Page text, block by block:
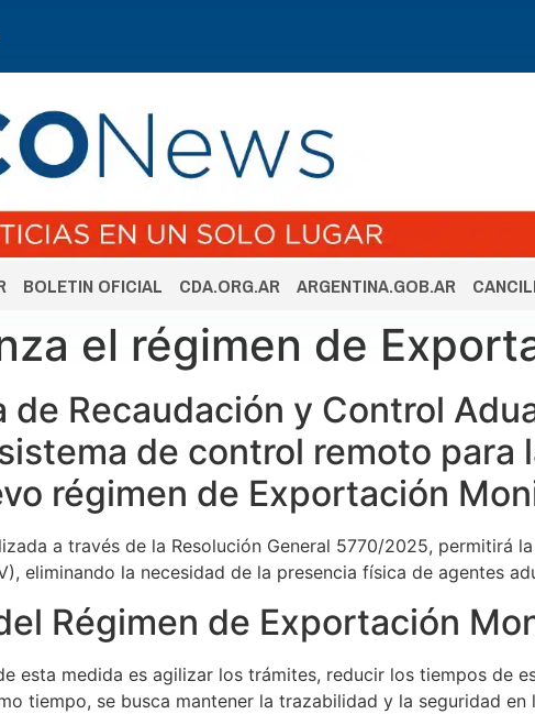
BOLETIN OFICIAL CDA.ORG.AR ARGENTINA.GOB.AR
el régimen de
de Recaudación y Control
de control remoto
régimen de Exportación
a través de la Resolución General 5770/2025, permitirá
eliminando la necesidad de la presencia física de agentes
Régimen de Exportación
esta medida es agilizar los trámites, reducir los tiempos de
tiempo, se busca mantener la trazabilidad y la seguridad